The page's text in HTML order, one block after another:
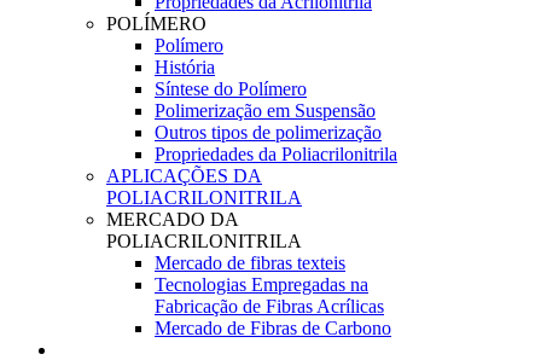
POLÍMERO
Polímero
História
Síntese do Polímero
Polimerização em Suspensão
Outros tipos de polimerização
Propriedades da Poliacrilonitrila
APLICAÇÕES DA
POLIACRILONITRILA
MERCADO DA
POLIACRILONITRILA
Mercado de fibras texteis
Tecnologias Empregadas na
Fabricação de Fibras Acrílicas
Mercado de Fibras de Carbono